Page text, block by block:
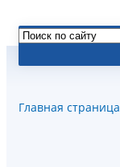
Главная страница